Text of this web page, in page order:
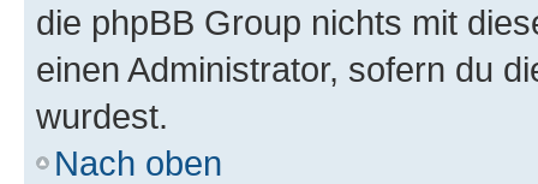
die phpBB Group nichts mit
einen Administrator, sofern du
wurdest.
Nach oben